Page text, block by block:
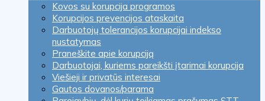
Kovos su korupcija programos
Korupcijos prevencijos ataskaita
Darbuotojų tolerancijos korupcijai indekso
nustatymas
Praneškite apie korupciją
Darbuotojai, kuriems pareikšti įtarimai korupcija
Viešieji ir privatūs interesai
Gautos dovanos/parama